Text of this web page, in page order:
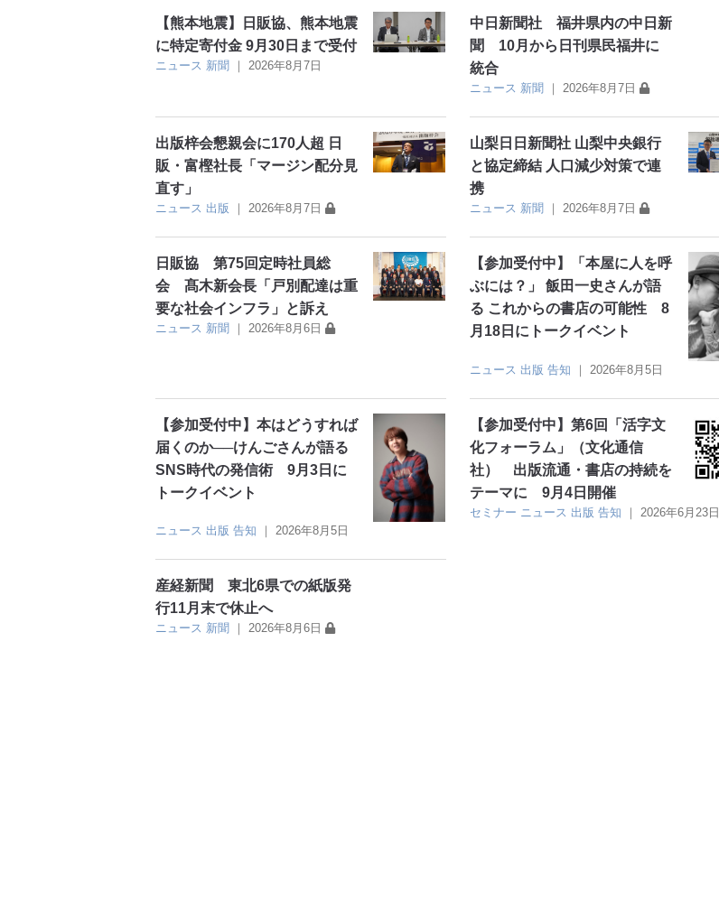
【熊本地震】日販協、熊本地震
に特定寄付金 9月30日まで受付
ニュース 新聞 ｜ 2026年8月7日
中日新聞社 福井県内の中日新
聞 10月から日刊県民福井に
統合
ニュース 新聞 ｜2026年8月7日
出版梓会懇親会に170人超 日
販・富樫社長「マージン配分見
直す」
ニュース 出版 ｜ 2026年8月7日
山梨日日新聞社 山梨中央銀行
と協定締結 人口減少対策で連
携
ニュース 新聞 ｜2026年8月7日
日販協 第75回定時社員総
会 髙木新会長「戸別配達は重
要な社会インフラ」と訴え
ニュース 新聞 ｜ 2026年8月6日
【参加受付中】「本屋に人を呼
ぶには？」 飯田一史さんが語
る これからの書店の可能性 8
月18日にトークイベント
ニュース 出版 告知 ｜ 2026年8月5日
【参加受付中】本はどうすれば
届くのか──けんごさんが語る
SNS時代の発信術 9月3日に
トークイベント
ニュース 出版 告知 ｜ 2026年8月5日
【参加受付中】第6回「活字文
化フォーラム」（文化通信
社） 出版流通・書店の持続を
テーマに 9月4日開催
セミナー ニュース 出版 告知 ｜ 2026年6月23日
産経新聞 東北6県での紙版発
行11月末で休止へ
ニュース 新聞 ｜ 2026年8月6日